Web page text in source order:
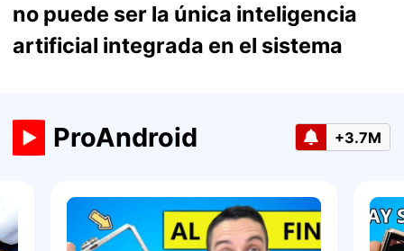
no puede ser la única inteligencia
artificial integrada en el sistema
ProAndroid +3.7M